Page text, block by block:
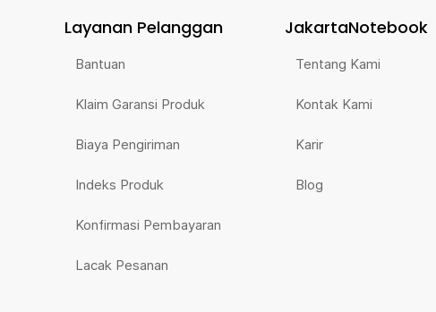
Layanan Pelanggan
Bantuan
Klaim Garansi Produk
Biaya Pengiriman
Indeks Produk
Konfirmasi Pembayaran
Lacak Pesanan
JakartaNotebook
Tentang Kami
Kontak Kami
Karir
Blog